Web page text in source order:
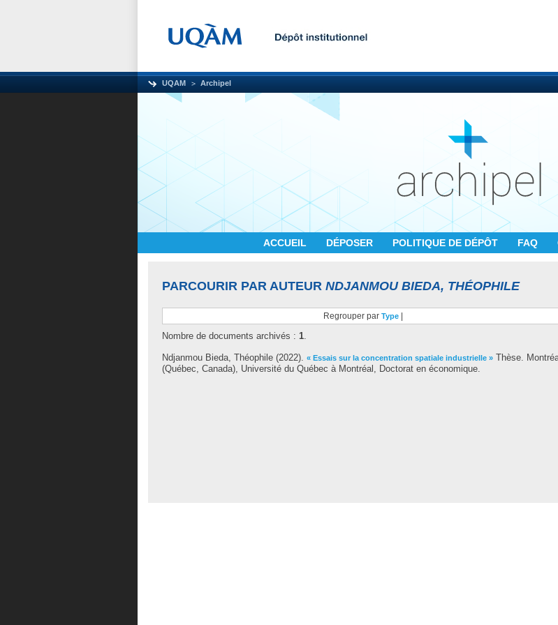
UQAM Archipel
ACCUEIL DÉPOSER POLITIQUE DE DÉPÔT FAQ
PARCOURIR PAR AUTEUR NDJANMOU BIEDA, THÉOPHILE
Regrouper par Type
Nombre de documents archivés : 1.
Ndjanmou Bieda, Théophile (2022). « Essais sur la concentration spatiale industrielle » Thèse.
(Québec, Canada), Université du Québec à Montréal, Doctorat en économique.